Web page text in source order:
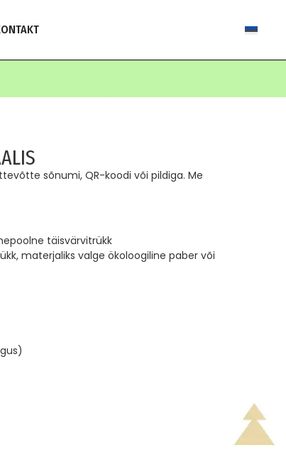
sõnumi, QR-koodi või pildiga. Me
täisvärvitrükk
materjaliks valge ökoloogiline paber või